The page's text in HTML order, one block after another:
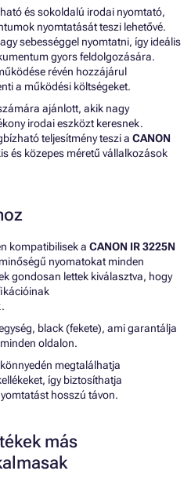
és sokoldalú irodai nyomtató,
nyomtatását teszi lehetővé.
sebességgel nyomtatni, így ideális
gyors feldolgozására.
révén hozzájárul
a működési költségeket.
ajánlott, akik nagy
irodai eszközt keresnek.
teljesítmény teszi a CANON
és közepes méretű vállalkozások
kompatibilisek a CANON IR 3225N
nyomatokat minden
gondosan lettek kiválasztva, hogy
black (fekete), ami garantálja
oldalon.
megtalálhatja
így biztosíthatja
hosszú távon.
más